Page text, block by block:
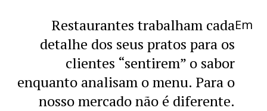
Restaurantes trabalham cada
detalhe dos seus pratos para os
clientes “sentirem” o sabor
enquanto analisam o menu. Para o
nosso mercado não é diferente.
Em